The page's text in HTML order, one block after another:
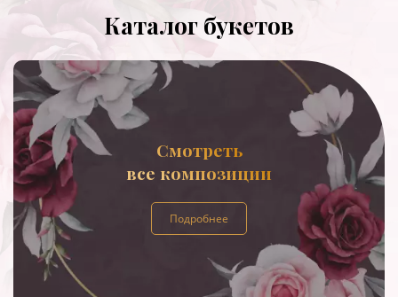
Каталог букетов
Смотреть
все композиции
Подробнее